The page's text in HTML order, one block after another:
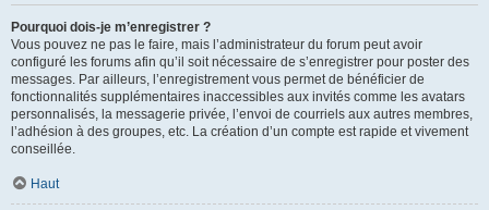
Pourquoi dois-je m’enregistrer ?
Vous pouvez ne pas le faire, mais l’administrateur du forum peut avoir
configuré les forums afin qu’il soit nécessaire de s’enregistrer pour poster des
messages. Par ailleurs, l’enregistrement vous permet de bénéficier de
fonctionnalités supplémentaires inaccessibles aux invités comme les avatars
personnalisés, la messagerie privée, l’envoi de courriels aux autres membres,
l’adhésion à des groupes, etc. La création d’un compte est rapide et vivement
conseillée.
Haut